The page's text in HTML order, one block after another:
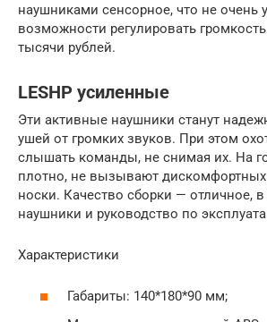
наушниками сенсорное, что не очень
возможности регулировать
тысячи рублей.
LESHP усиленные
Эти активные наушники станут
ушей от громких звуков. При этом
слышать команды, не снимая их. На
плотно, не вызывают
носки. Качество сборки — отличное,
наушники и руководство по
Характеристики
Габариты: 140*180*90 мм;